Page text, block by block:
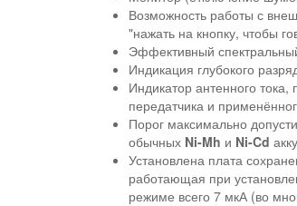
Возможность работы с
"нажать на кнопку, чтобы
Эффективный
Индикация глубокого
Индикатор антенного
передатчика и
Порог максимально
обычных Ni-Mh и Ni-Cd
Установлена плата
работающая при
режиме всего 7 мкА (во